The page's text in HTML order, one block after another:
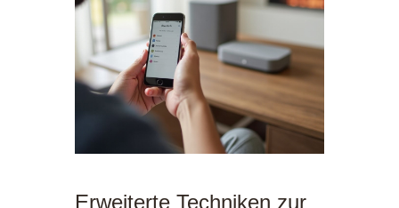
Erweiterte Techniken zur